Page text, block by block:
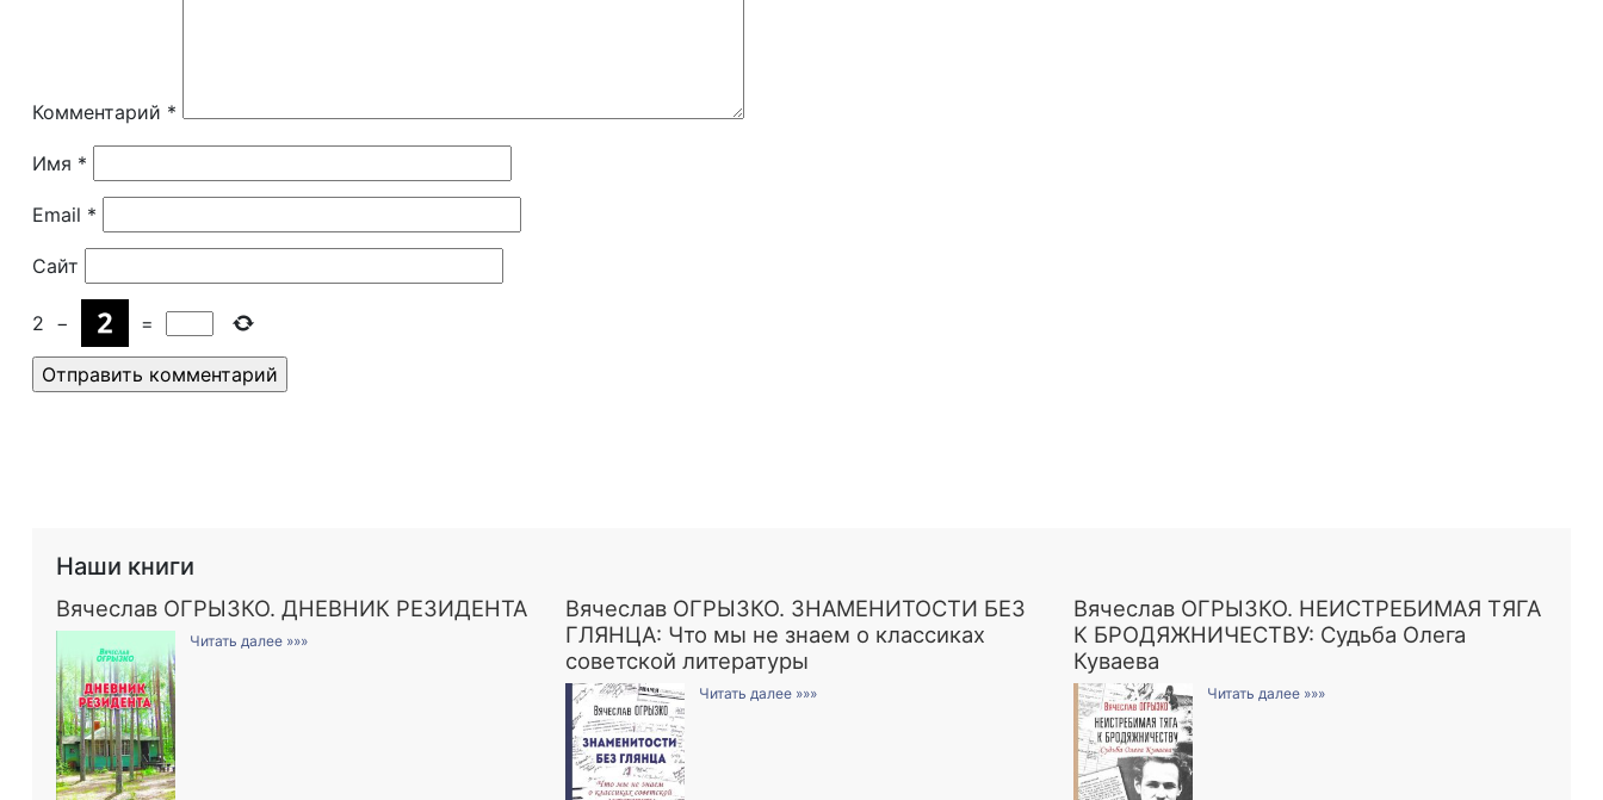
Комментарий *
Имя *
Email *
Сайт
2 − =
Наши книги
Вячеслав ОГРЫЗКО. ДНЕВНИК РЕЗИДЕНТА
Читать далее »»»
Вячеслав ОГРЫЗКО. ЗНАМЕНИТОСТИ БЕЗ
ГЛЯНЦА: Что мы не знаем о классиках
советской литературы
Читать далее »»»
Вячеслав ОГРЫЗКО. НЕИСТРЕБИМАЯ ТЯГА
К БРОДЯЖНИЧЕСТВУ: Судьба Олега
Куваева
Читать далее »»»